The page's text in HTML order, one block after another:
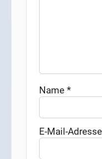
Name*
E-Mail-Adresse